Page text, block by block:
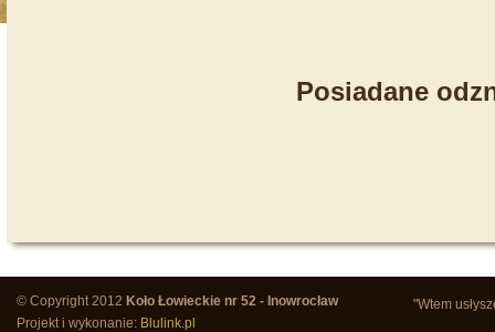
Posiadane
"Wtem
© Copyright 2012 Koło Łowieckie nr 52 - Inowrocław
Projekt i wykonanie: Blulink.pl